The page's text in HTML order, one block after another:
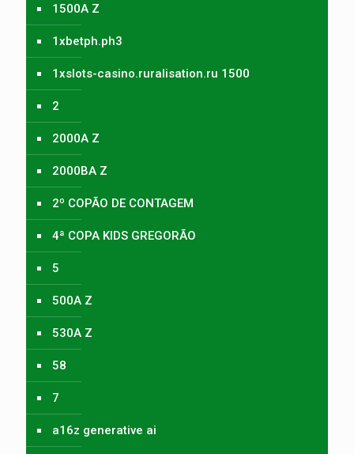
1500A Z
1xbetph.ph3
1xslots-casino.ruralisation.ru 1500
2
2000A Z
2000BA Z
2º COPÃO DE CONTAGEM
4ª COPA KIDS GREGORÃO
5
500A Z
530A Z
58
7
a16z generative ai